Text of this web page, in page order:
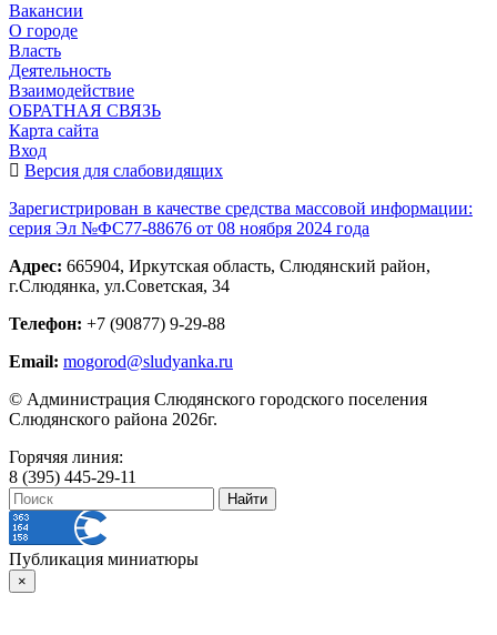
Вакансии
О городе
Власть
Деятельность
Взаимодействие
ОБРАТНАЯ СВЯЗЬ
Карта сайта
Вход
Версия для слабовидящих
Зарегистрирован в качестве средства массовой информации:
серия Эл №ФС77-88676 от 08 ноября 2024 года
Адрес: 665904, Иркутская область, Слюдянский район,
г.Слюдянка, ул.Советская, 34
Телефон: +7 (90877) 9-29-88
Email: mogorod@sludyanka.ru
© Администрация Слюдянского городского поселения
Слюдянского района 2026г.
Горячяя линия:
8 (395) 445-29-11
Публикация миниатюры
×